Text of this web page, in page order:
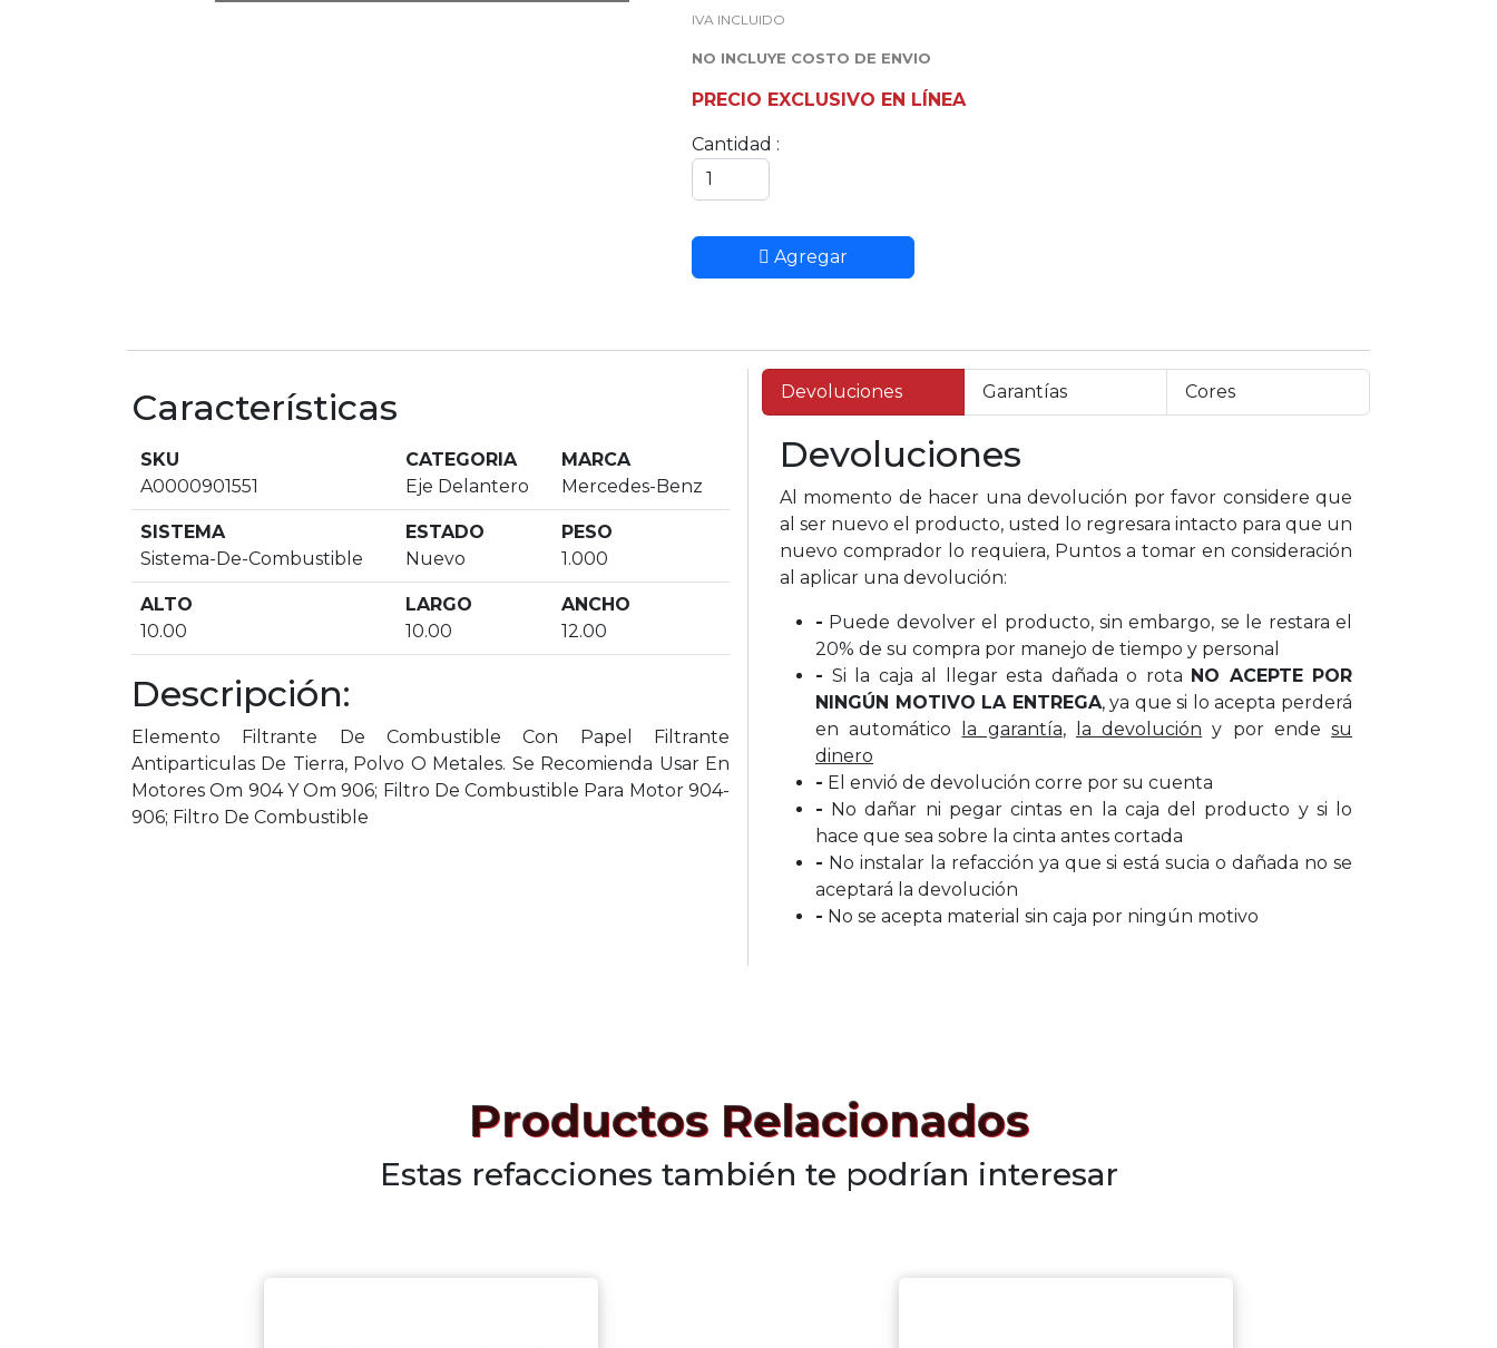
IVA INCLUIDO
NO INCLUYE COSTO DE ENVIO
PRECIO EXCLUSIVO EN LÍNEA
Cantidad :
Agregar
Características
SKU
A0000901551
CATEGORIA
Eje Delantero
MARCA
Mercedes-Benz
SISTEMA
Sistema-De-Combustible
ESTADO
Nuevo
PESO
1.000
ALTO
10.00
LARGO
10.00
ANCHO
12.00
Descripción:
Elemento Filtrante De Combustible Con Papel Filtrante
Antiparticulas De Tierra, Polvo O Metales. Se Recomienda Usar En
Motores Om 904 Y Om 906; Filtro De Combustible Para Motor 904-
906; Filtro De Combustible
Devoluciones Garantías Cores
Devoluciones
Al momento de hacer una devolución por favor considere que
al ser nuevo el producto, usted lo regresara intacto para que un
nuevo comprador lo requiera, Puntos a tomar en consideración
al aplicar una devolución:
- Puede devolver el producto, sin embargo, se le restara el
20% de su compra por manejo de tiempo y personal
- Si la caja al llegar esta dañada o rota NO ACEPTE POR
NINGÚN MOTIVO LA ENTREGA, ya que si lo acepta perderá
en automático
la garantía, la devolución y por endesu
dinero
- El envió de devolución corre por su cuenta
- No dañar ni pegar cintas en la caja del producto y si lo
hace que sea sobre la cinta antes cortada
- No instalar la refacción ya que si está sucia o dañada no se
aceptará la devolución
- No se acepta material sin caja por ningún motivo
Productos Relacionados
Estas refacciones también te podrían interesar